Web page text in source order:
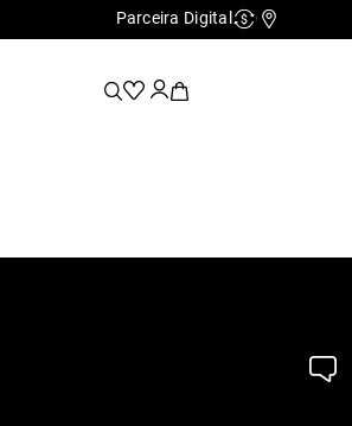
Parceira Digital Cashback